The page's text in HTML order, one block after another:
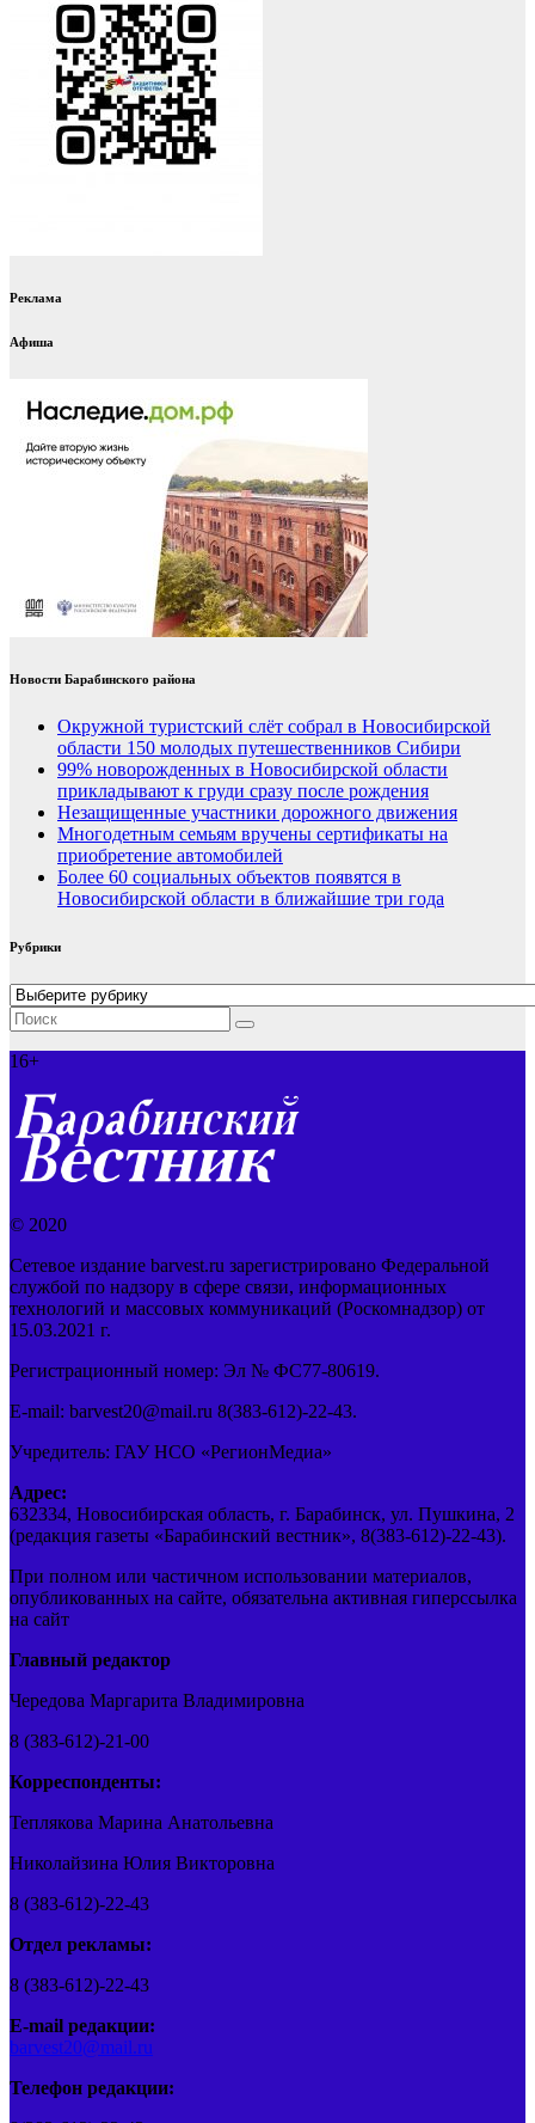
Реклама
Афиша
Новости Барабинского района
Окружной туристский слёт собрал в Новосибирской
области 150 молодых путешественников Сибири
99% новорожденных в Новосибирской области
прикладывают к груди сразу после рождения
Незащищенные участники дорожного движения
Многодетным семьям вручены сертификаты на
приобретение автомобилей
Более 60 социальных объектов появятся в
Новосибирской области в ближайшие три года
Рубрики
Рубрики
16+
© 2020
Сетевое издание barvest.ru зарегистрировано Федеральной
службой по надзору в сфере связи, информационных
технологий и массовых коммуникаций (Роскомнадзор) от
15.03.2021 г.
Регистрационный номер: Эл № ФС77-80619.
E-mail: barvest20@mail.ru 8(383-612)-22-43.
Учредитель: ГАУ НСО «РегионМедиа»
Адрес:
632334, Новосибирская область, г. Барабинск, ул. Пушкина, 2
(редакция газеты «Барабинский вестник», 8(383-612)-22-43).
При полном или частичном использовании материалов,
опубликованных на сайте, обязательна активная гиперссылка
на сайт
Главный редактор
Чередова Маргарита Владимировна
8 (383-612)-21-00
Корреспонденты:
Теплякова Марина Анатольевна
Николайзина Юлия Викторовна
8 (383-612)-22-43
Отдел рекламы:
8 (383-612)-22-43
E-mail редакции:
barvest20@mail.ru
Телефон редакции: